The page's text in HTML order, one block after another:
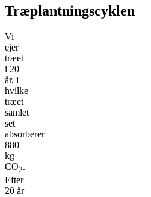
Træplantningscyklen
Vi
ejer
træet
i 20
år, i
hvilke
træet
samlet
set
absorberer
880
kg
CO2.
Efter
20 år